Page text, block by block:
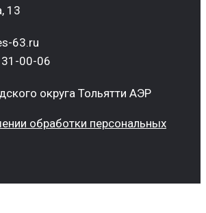
13
63.ru
00-06
округа Тольятти АЭР
обработки персональных